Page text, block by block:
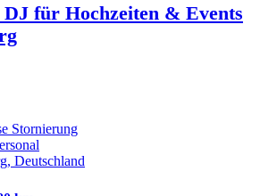
für Hochzeiten & Events
Stornierung
Deutschland